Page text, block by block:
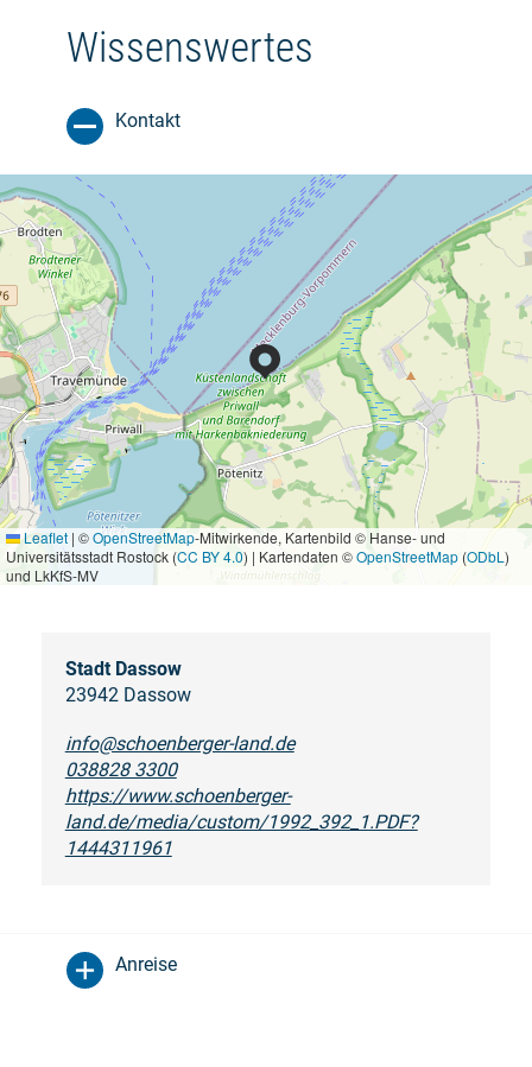
Wissenswertes
Kontakt
Leaflet | ©OpenStreetMap-Mitwirkende, Kartenbild © Hanse- und
Universitätsstadt Rostock (CC BY 4.0) | Kartendaten ©OpenStreetMap (ODbL )
und LkKfS-MV
Stadt Dassow
23942 Dassow
info@schoenberger-land.de
038828 3300
https://www.schoenberger-
land.de/media/custom/1992_392_1.PDF?
1444311961
Anreise